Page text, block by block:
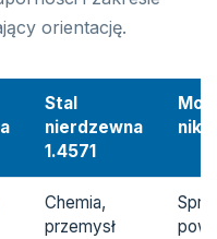
orientację.
Stal
nierdzewna
1.4571
Chemia,
przemysł